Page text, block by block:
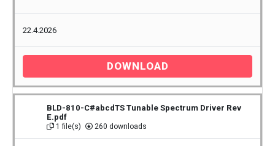
22.4.2026
DOWNLOAD
BLD-810-C#abcdTS Tunable Spectrum Driver Rev
E.pdf
1 file(s) 260 downloads